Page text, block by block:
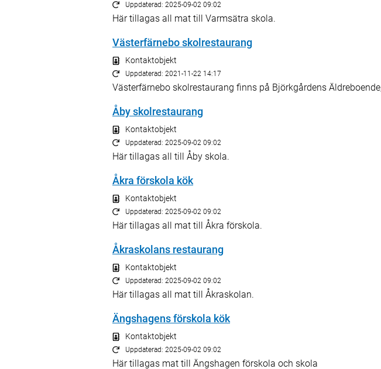
Uppdaterad: 2025-09-02 09:02
Här tillagas all mat till Varmsätra skola.
Västerfärnebo skolrestaurang
Kontaktobjekt
Uppdaterad: 2021-11-22 14:17
Västerfärnebo skolrestaurang finns på Björkgårdens
Åby skolrestaurang
Kontaktobjekt
Uppdaterad: 2025-09-02 09:02
Här tillagas all till Åby skola.
Åkra förskola kök
Kontaktobjekt
Uppdaterad: 2025-09-02 09:02
Här tillagas all mat till Åkra förskola.
Åkraskolans restaurang
Kontaktobjekt
Uppdaterad: 2025-09-02 09:02
Här tillagas all mat till Åkraskolan.
Ängshagens förskola kök
Kontaktobjekt
Uppdaterad: 2025-09-02 09:02
Här tillagas mat till Ängshagen förskola och skola